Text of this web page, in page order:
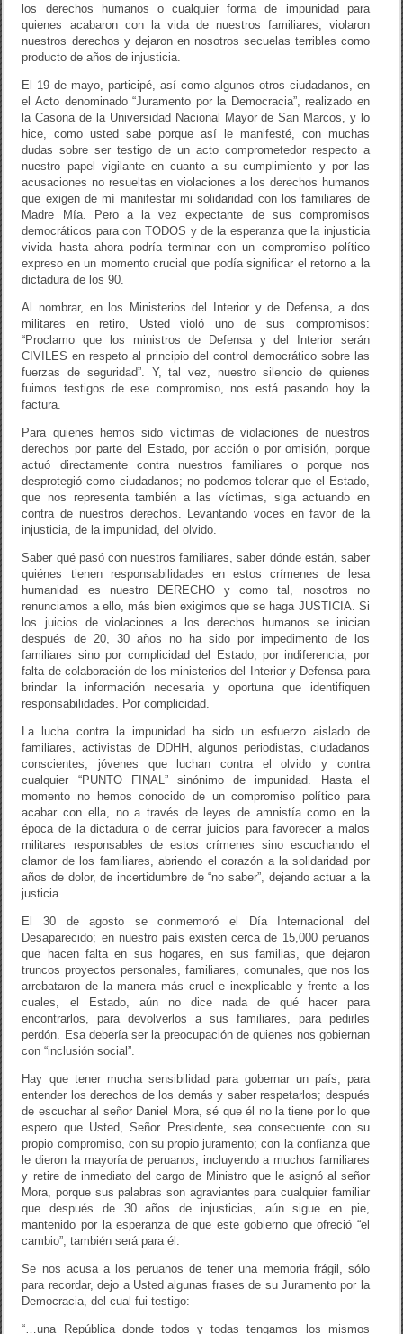
los derechos humanos o cualquier forma de impunidad para
quienes acabaron con la vida de nuestros familiares, violaron
nuestros derechos y dejaron en nosotros secuelas terribles como
producto de años de injusticia.
El 19 de mayo, participé, así como algunos otros ciudadanos, en
el Acto denominado “Juramento por la Democracia”, realizado en
la Casona de la Universidad Nacional Mayor de San Marcos, y lo
hice, como usted sabe porque así le manifesté, con muchas
dudas sobre ser testigo de un acto comprometedor respecto a
nuestro papel vigilante en cuanto a su cumplimiento y por las
acusaciones no resueltas en violaciones a los derechos humanos
que exigen de mí manifestar mi solidaridad con los familiares de
Madre Mía. Pero a la vez expectante de sus compromisos
democráticos para con TODOS y de la esperanza que la injusticia
vivida hasta ahora podría terminar con un compromiso político
expreso en un momento crucial que podía significar el retorno a la
dictadura de los 90.
Al nombrar, en los Ministerios del Interior y de Defensa, a dos
militares en retiro, Usted violó uno de sus compromisos:
“Proclamo que los ministros de Defensa y del Interior serán
CIVILES en respeto al principio del control democrático sobre las
fuerzas de seguridad”. Y, tal vez, nuestro silencio de quienes
fuimos testigos de ese compromiso, nos está pasando hoy la
factura.
Para quienes hemos sido víctimas de violaciones de nuestros
derechos por parte del Estado, por acción o por omisión, porque
actuó directamente contra nuestros familiares o porque nos
desprotegió como ciudadanos; no podemos tolerar que el Estado,
que nos representa también a las víctimas, siga actuando en
contra de nuestros derechos. Levantando voces en favor de la
injusticia, de la impunidad, del olvido.
Saber qué pasó con nuestros familiares, saber dónde están, saber
quiénes tienen responsabilidades en estos crímenes de lesa
humanidad es nuestro DERECHO y como tal, nosotros no
renunciamos a ello, más bien exigimos que se haga JUSTICIA. Si
los juicios de violaciones a los derechos humanos se inician
después de 20, 30 años no ha sido por impedimento de los
familiares sino por complicidad del Estado, por indiferencia, por
falta de colaboración de los ministerios del Interior y Defensa para
brindar la información necesaria y oportuna que identifiquen
responsabilidades. Por complicidad.
La lucha contra la impunidad ha sido un esfuerzo aislado de
familiares, activistas de DDHH, algunos periodistas, ciudadanos
conscientes, jóvenes que luchan contra el olvido y contra
cualquier “PUNTO FINAL” sinónimo de impunidad. Hasta el
momento no hemos conocido de un compromiso político para
acabar con ella, no a través de leyes de amnistía como en la
época de la dictadura o de cerrar juicios para favorecer a malos
militares responsables de estos crímenes sino escuchando el
clamor de los familiares, abriendo el corazón a la solidaridad por
años de dolor, de incertidumbre de “no saber”, dejando actuar a la
justicia.
El 30 de agosto se conmemoró el Día Internacional del
Desaparecido; en nuestro país existen cerca de 15,000 peruanos
que hacen falta en sus hogares, en sus familias, que dejaron
truncos proyectos personales, familiares, comunales, que nos los
arrebataron de la manera más cruel e inexplicable y frente a los
cuales, el Estado, aún no dice nada de qué hacer para
encontrarlos, para devolverlos a sus familiares, para pedirles
perdón. Esa debería ser la preocupación de quienes nos gobiernan
con “inclusión social”.
Hay que tener mucha sensibilidad para gobernar un país, para
entender los derechos de los demás y saber respetarlos; después
de escuchar al señor Daniel Mora, sé que él no la tiene por lo que
espero que Usted, Señor Presidente, sea consecuente con su
propio compromiso, con su propio juramento; con la confianza que
le dieron la mayoría de peruanos, incluyendo a muchos familiares
y retire de inmediato del cargo de Ministro que le asignó al señor
Mora, porque sus palabras son agraviantes para cualquier familiar
que después de 30 años de injusticias, aún sigue en pie,
mantenido por la esperanza de que este gobierno que ofreció “el
cambio”, también será para él.
Se nos acusa a los peruanos de tener una memoria frágil, sólo
para recordar, dejo a Usted algunas frases de su Juramento por la
Democracia, del cual fui testigo:
“…una República donde todos y todas tengamos los mismos